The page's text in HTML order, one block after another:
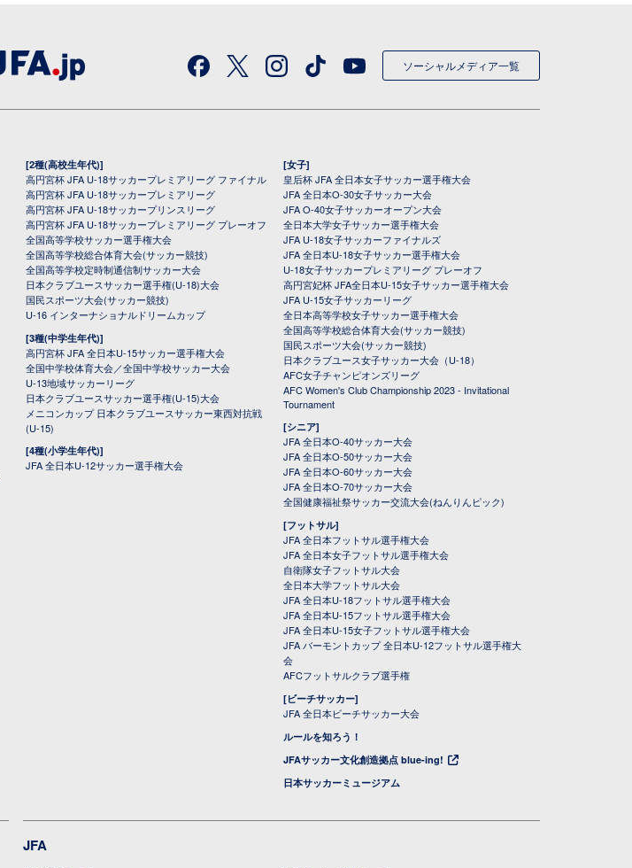
ソーシャルメディア一覧
[2種(高校生年代)]
高円宮杯 JFA U-18サッカープレミアリーグ ファイナル
高円宮杯 JFA U-18サッカープレミアリーグ
高円宮杯 JFA U-18サッカープリンスリーグ
高円宮杯 JFA U-18サッカープレミアリーグ プレーオフ
全国高等学校サッカー選手権大会
全国高等学校総合体育大会(サッカー競技)
全国高等学校定時制通信制サッカー大会
日本クラブユースサッカー選手権(U-18)大会
国民スポーツ大会(サッカー競技)
U-16 インターナショナルドリームカップ
[3種(中学生年代)]
高円宮杯 JFA 全日本U-15サッカー選手権大会
全国中学校体育大会／全国中学校サッカー大会
U-13地域サッカーリーグ
日本クラブユースサッカー選手権(U-15)大会
メニコンカップ 日本クラブユースサッカー東西対抗戦
(U-15)
[4種(小学生年代)]
JFA 全日本U-12サッカー選手権大会
[女子]
皇后杯 JFA 全日本女子サッカー選手権大会
JFA 全日本O-30女子サッカー大会
JFA O-40女子サッカーオープン大会
全日本大学女子サッカー選手権大会
JFA U-18女子サッカーファイナルズ
JFA 全日本U-18女子サッカー選手権大会
U-18女子サッカープレミアリーグ プレーオフ
高円宮妃杯 JFA全日本U-15女子サッカー選手権大会
JFA U-15女子サッカーリーグ
全日本高等学校女子サッカー選手権大会
全国高等学校総合体育大会(サッカー競技)
国民スポーツ大会(サッカー競技)
日本クラブユース女子サッカー大会（U-18）
AFC女子チャンピオンズリーグ
AFC Women's Club Championship 2023 - Invitational
Tournament
[シニア]
JFA 全日本O-40サッカー大会
JFA 全日本O-50サッカー大会
JFA 全日本O-60サッカー大会
JFA 全日本O-70サッカー大会
全国健康福祉祭サッカー交流大会(ねんりんピック)
[フットサル]
JFA 全日本フットサル選手権大会
JFA 全日本女子フットサル選手権大会
自衛隊女子フットサル大会
全日本大学フットサル大会
JFA 全日本U-18フットサル選手権大会
JFA 全日本U-15フットサル選手権大会
JFA 全日本U-15女子フットサル選手権大会
JFA バーモントカップ 全日本U-12フットサル選手権大
会
AFCフットサルクラブ選手権
[ビーチサッカー]
JFA 全日本ビーチサッカー大会
ルールを知ろう！
JFAサッカー文化創造拠点 blue-ing!
日本サッカーミュージアム
JFA